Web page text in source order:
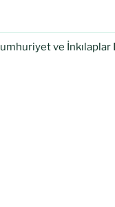
ve İnkılaplar